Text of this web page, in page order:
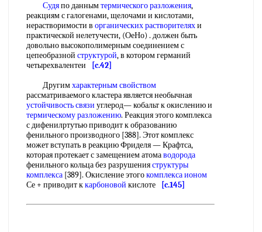
Судяпо даннымтермического разложения,
реакциям с галогенами, щелочами и кислотами,
нерастворимости в органических растворителяхи
практической нелетучести, (ОеНо) . должен быть
довольно высокополимерным соединением с
цепеобразной структурой, в котором германий
четырехвалентеи
[c.42]
Другимхарактерным свойством
рассматриваемого кластера является необычная
устойчивость связи углерод— кобальт к окислению и
термическому разложению. Реакция этого комплекса
с дифенилртутью приводит к образованию
фенильного производного [388]. Этот комплекс
может вступать в реакцию Фриделя — Крафтса,
которая протекает с замещением атомаводорода
фенильного кольца без разрушенияструктуры
комплекса [389]. Окисление этогокомплекса ионом
Се + приводит ккарбоновой кислоте [c.145]